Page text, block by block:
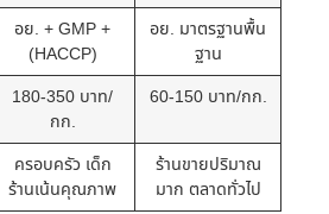
อย. + GMP +
(HACCP)
อย. มาตรฐานพื้น
ฐาน
180-350 บาท/
กก.
60-150 บาท/กก.
ครอบครัว เด็ก
ร้านเน้นคุณภาพ
ร้านขายปริมาณ
มาก ตลาดทั่วไป